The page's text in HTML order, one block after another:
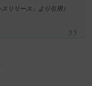
スリリース」より引用）